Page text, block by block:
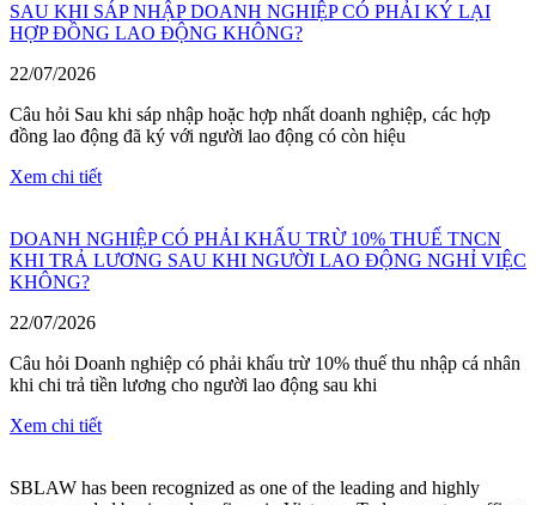
SAU KHI SÁP NHẬP DOANH NGHIỆP CÓ PHẢI KÝ LẠI
HỢP ĐỒNG LAO ĐỘNG KHÔNG?
22/07/2026
Câu hỏi Sau khi sáp nhập hoặc hợp nhất doanh nghiệp, các hợp
đồng lao động đã ký với người lao động có còn hiệu
Xem chi tiết
DOANH NGHIỆP CÓ PHẢI KHẤU TRỪ 10% THUẾ TNCN
KHI TRẢ LƯƠNG SAU KHI NGƯỜI LAO ĐỘNG NGHỈ VIỆC
KHÔNG?
22/07/2026
Câu hỏi Doanh nghiệp có phải khấu trừ 10% thuế thu nhập cá nhân
khi chi trả tiền lương cho người lao động sau khi
Xem chi tiết
SBLAW has been recognized as one of the leading and highly